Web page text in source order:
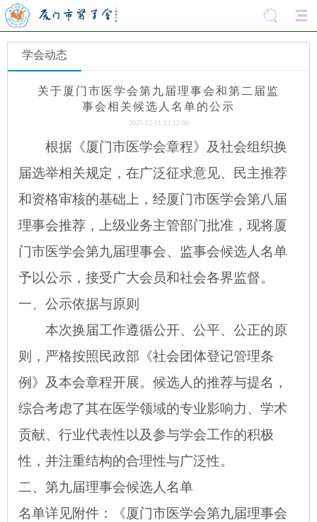
学会动态
关于厦门市医学会第九届理事会和第二届监
事会相关候选人名单的公示
2025-12-11 12:12:00
根据《厦门市医学会章程》及社会组织换
届选举相关规定，在广泛征求意见、民主推荐
和资格审核的基础上，经厦门市医学会第八届
理事会推荐 ， 上级业务主管部门批准，现将厦
门市医学会第九届理事会、监事会候选人名单
予以公示，接受广大会员和社会各界监督。
一、公示依据与原则
本次换届工作遵循公开、公平、公正的原
则，严格按照民政部《社会团体登记管理条
例》及本会章程开展。候选人的推荐与提名，
综合考虑了其在医学领域的专业影响力、学术
贡献、行业代表性以及参与学会工作的积极
性，并注重结构的合理性与广泛性。
二、第九届理事会候选人名单
名单详见附件：《厦门市医学会第九届理事会